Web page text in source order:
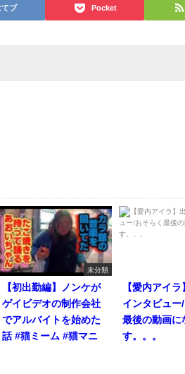
てブ Pocket
未分類
【初出勤編】ノンケが
ゲイビデオの制作会社
でアルバイトを始めた
話 #猫ミーム #猫マニ
【愛内アイ
インタビュー
最後の動画に
す。。。